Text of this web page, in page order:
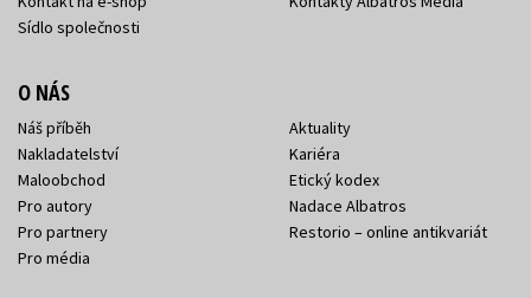
Sídlo společnosti
O NÁS
Náš příběh
Nakladatelství
Maloobchod
Pro autory
Pro partnery
Pro média
Aktuality
Kariéra
Etický kodex
Nadace Albatros
Restorio – online antikvariát